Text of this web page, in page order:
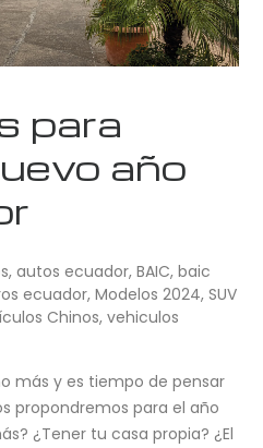
para
año
,autos ecuador,BAIC,baic
ecuador,Modelos 2024,SUV
Chinos,vehiculos
más y es tiempo de pensar
propondremos para el año
¿Tener tu casa propia? ¿El